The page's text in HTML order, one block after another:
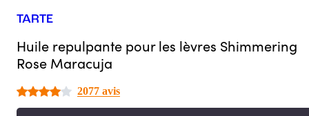
TARTE
Huile repulpante pour les lèvres Shimmering
Rose Maracuja
2077 avis